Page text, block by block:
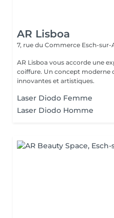
AR Lisboa
7, rue du Commerce Esch-sur-
AR Lisboa vous accorde une
coiffure. Un concept moderne
innovantes et artistiques.
Laser Diodo Femme
Laser Diodo Homme